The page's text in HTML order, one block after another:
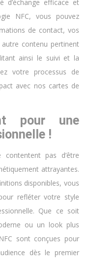
d’échange efficace et
NFC, vous pouvez
de contact, vos
contenu pertinent
ainsi le suivi et la
votre processus de
avec nos cartes de
pour une
!
pas d’être
attrayantes.
disponibles, vous
refléter votre style
Que ce soit
ou un look plus
sont conçues pour
dès le premier